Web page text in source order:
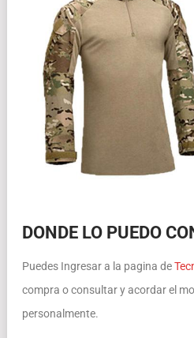
DONDE LO PUEDO
Puedes Ingresar a la pagina de
compra o consultar y acordar el
personalmente.